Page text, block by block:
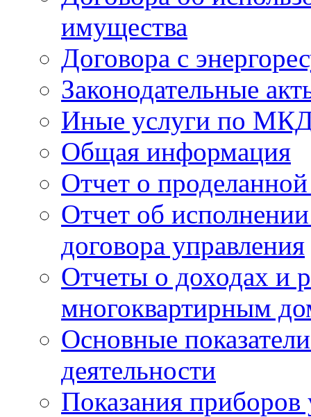
имущества
Договора с
Законодательные
Иные услуги по
Общая информация
Отчет о проделанной
Отчет об
договора управления
Отчеты о доходах и
многоквартирным
Основные
деятельности
Показания приборов